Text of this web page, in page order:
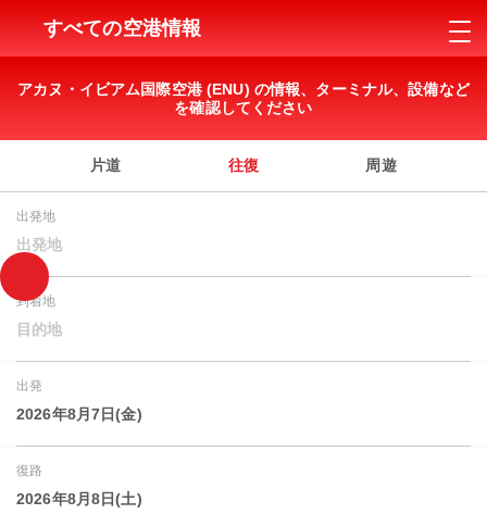
すべての空港情報
アカヌ・イビアム国際空港 (ENU) の情報、ターミナル、設備など
を確認してください
片道 往復 周遊
出発地
出発地
到着地
目的地
出発
2026年8月7日(金)
復路
2026年8月8日(土)